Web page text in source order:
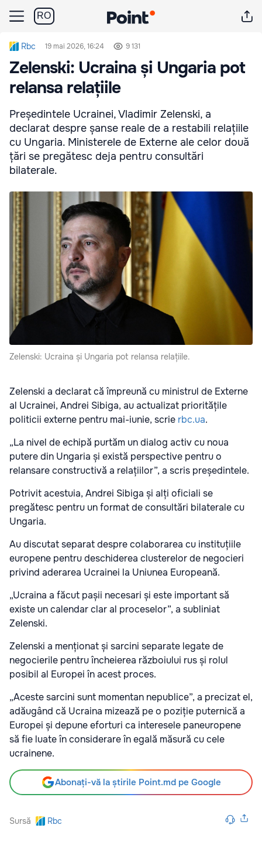
RO
Rbc 19 mai 2026, 16:24 9 131
Zelenski: Ucraina și Ungaria pot
relansa relațiile
Președintele Ucrainei, Vladimir Zelenski, a
declarat despre șanse reale de a restabili relațiile
cu Ungaria. Ministerele de Externe ale celor două
țări se pregătesc deja pentru consultări
bilaterale.
Zelenski: Ucraina și Ungaria pot relansa relațiile.
Zelenski a declarat că împreună cu ministrul de Externe
al Ucrainei, Andrei Sibiga, au actualizat prioritățile
politicii externe pentru mai-iunie, scrie rbc.ua.
„La nivel de echipă purtăm un dialog activ cu noua
putere din Ungaria și există perspective pentru o
relansare constructivă a relațiilor”, a scris președintele.
Potrivit acestuia, Andrei Sibiga și alți oficiali se
pregătesc pentru un format de consultări bilaterale cu
Ungaria.
Au discutat separat despre colaborarea cu instituțiile
europene pentru deschiderea clusterelor de negocieri
privind aderarea Ucrainei la Uniunea Europeană.
„Ucraina a făcut pașii necesari și este important să
existe un calendar clar al proceselor”, a subliniat
Zelenski.
Zelenski a menționat și sarcini separate legate de
negocierile pentru încheierea războiului rus și rolul
posibil al Europei în acest proces.
„Aceste sarcini sunt momentan nepublice”, a precizat el,
adăugând că Ucraina mizează pe o poziție puternică a
Europei și depune eforturi ca interesele paneuropene
să fie luate în considerare în egală măsură cu cele
ucrainene.
Abonați-vă la știrile Point.md pe Google
Sursă Rbc